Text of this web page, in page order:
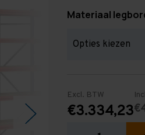
Materiaal
Excl. BTW
€3.334,23